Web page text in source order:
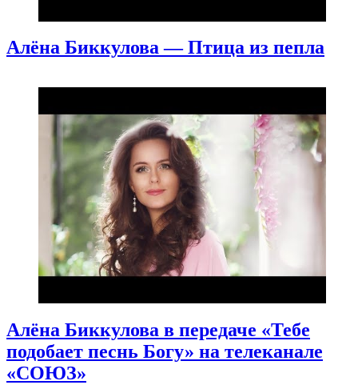
Алёна Биккулова — Птица из пепла
Алёна Биккулова в передаче «Тебе
подобает песнь Богу» на телеканале
«СОЮЗ»